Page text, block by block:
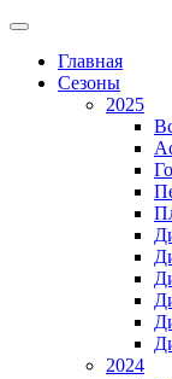
Главная
Сезоны
2025
2024